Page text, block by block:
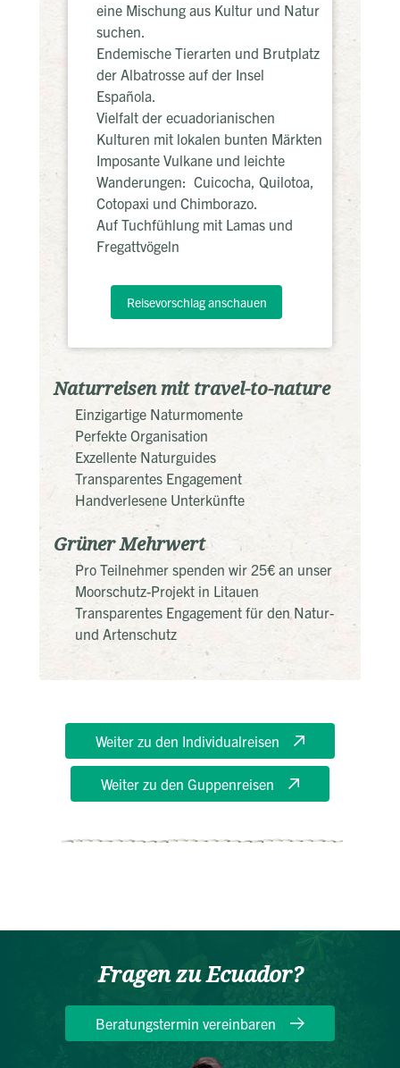
Naturreisen mit travel-to-nature
Einzigartige Naturmomente
Perfekte Organisation
Exzellente Naturguides
Transparentes Engagement
Handverlesene Unterkünfte
Grüner Mehrwert
Pro Teilnehmer spenden wir 25€ an unser
Moorschutz-Projekt in Litauen
Transparentes Engagement für den Natur-
und Artenschutz
eine Mischung aus Kultur und Natur
suchen.
Endemische Tierarten und Brutplatz
der Albatrosse auf der Insel
Española.
Vielfalt der ecuadorianischen
Kulturen mit lokalen bunten Märkten
Imposante Vulkane und leichte
Wanderungen: Cuicocha, Quilotoa,
Cotopaxi und Chimborazo.
Auf Tuchfühlung mit Lamas und
Fregattvögeln
Reisevorschlag anschauen
Weiter zu den Individualreisen
Weiter zu den Guppenreisen
Fragen zu Ecuador?
Beratungstermin vereinbaren